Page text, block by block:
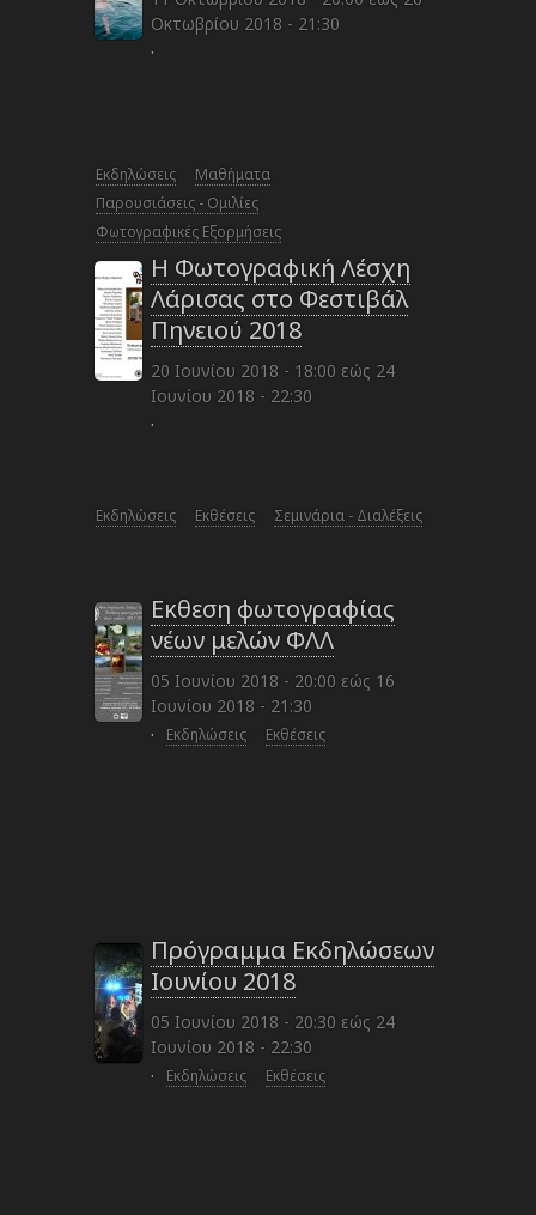
Οκτωβρίου 2018 - 21:30
·
Εκδηλώσεις
Μαθήματα
Παρουσιάσεις - Ομιλίες
Φωτογραφικές Εξορμήσεις
Η Φωτογραφική Λέσχη
Λάρισας στο Φεστιβάλ
Πηνειού 2018
20 Ιουνίου 2018 - 18:00 εώς 24
Ιουνίου 2018 - 22:30
·
Εκδηλώσεις Εκθέσεις Σεμινάρια - Διαλέξεις
Εκθεση φωτογραφίας
νέων μελών ΦΛΛ
05 Ιουνίου 2018 - 20:00 εώς 16
Ιουνίου 2018 - 21:30
· Εκδηλώσεις Εκθέσεις
Πρόγραμμα Εκδηλώσεων
Ιουνίου 2018
05 Ιουνίου 2018 - 20:30 εώς 24
Ιουνίου 2018 - 22:30
· Εκδηλώσεις Εκθέσεις